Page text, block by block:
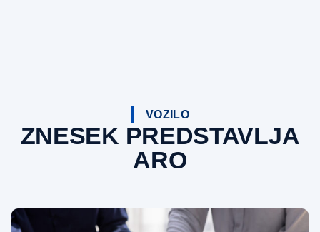
VOZILO
ZNESEK PREDSTAVLJA
ARO